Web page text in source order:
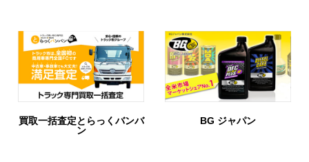
買取一括査定とらっくバンバ
ン
BG ジャパン